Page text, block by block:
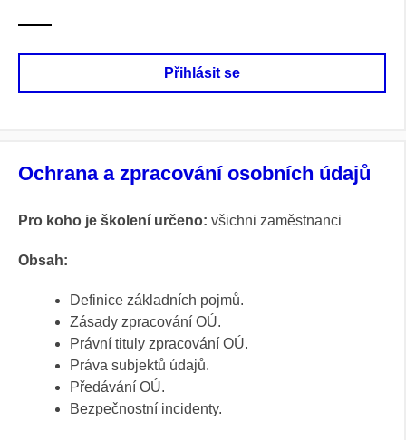
Přihlásit se
Ochrana a zpracování osobních údajů
Pro koho je školení určeno: všichni zaměstnanci
Obsah:
Definice základních pojmů.
Zásady zpracování OÚ.
Právní tituly zpracování OÚ.
Práva subjektů údajů.
Předávání OÚ.
Bezpečnostní incidenty.